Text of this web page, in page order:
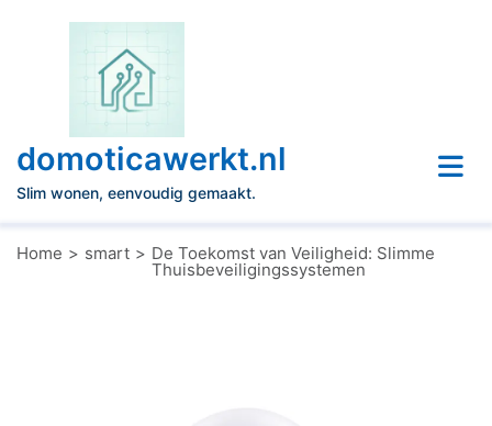
domoticawerkt.nl
Slim wonen, eenvoudig gemaakt.
Home smart De Toekomst van Veiligheid: Slimme
Thuisbeveiligingssystemen